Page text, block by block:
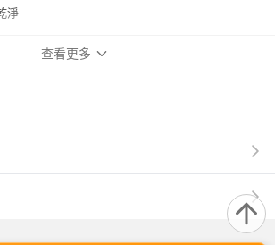
淨
室外、玄關
查看更多